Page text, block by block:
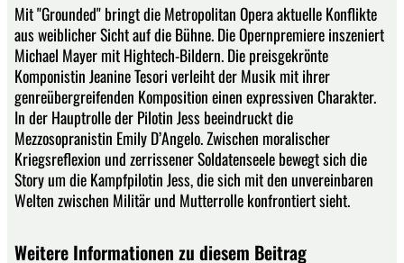
Mit "Grounded" bringt die Metropolitan Opera aktuelle Konflikte
aus weiblicher Sicht auf die Bühne. Die Opernpremiere inszeniert
Michael Mayer mit Hightech-Bildern. Die preisgekrönte
Komponistin Jeanine Tesori verleiht der Musik mit ihrer
genreübergreifenden Komposition einen expressiven Charakter.
In der Hauptrolle der Pilotin Jess beeindruckt die
Mezzosopranistin Emily D’Angelo. Zwischen moralischer
Kriegsreflexion und zerrissener Soldatenseele bewegt sich die
Story um die Kampfpilotin Jess, die sich mit den unvereinbaren
Welten zwischen Militär und Mutterrolle konfrontiert sieht.
Weitere Informationen zu diesem Beitrag